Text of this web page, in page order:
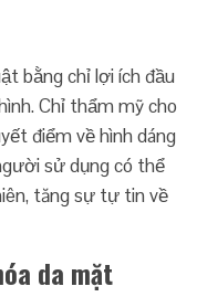
bằng chỉ lợi ích đầu
Chỉ thẩm mỹ cho
điểm về hình dáng
sử dụng có thể
tăng sự tự tin về
da mặt